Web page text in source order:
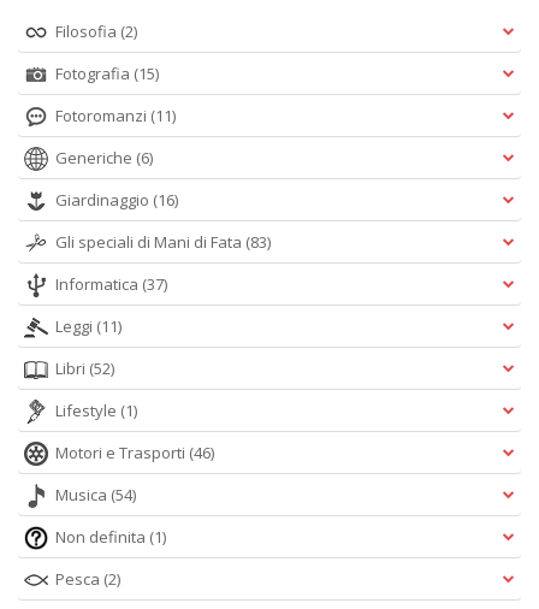
Filosofia (2)
Fotografia (15)
Fotoromanzi (11)
Generiche (6)
Giardinaggio (16)
Gli speciali di Mani di Fata (83)
Informatica (37)
Leggi (11)
Libri (52)
Lifestyle (1)
Motori e Trasporti (46)
Musica (54)
Non definita (1)
Pesca (2)